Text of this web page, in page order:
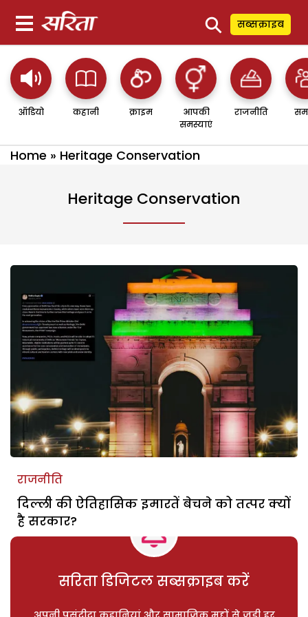
⚲ सब्सक्राइब
ऑडियो कहानी क्राइम
आपकी
समस्याएं
राजनीति
Home » Heritage Conservation
Heritage Conservation
राजनीति
दिल्ली की ऐतिहासिक इमारतें बेचने को तत्पर क्यों
है सरकार?
सरिता डिजिटल सब्सक्राइब करें